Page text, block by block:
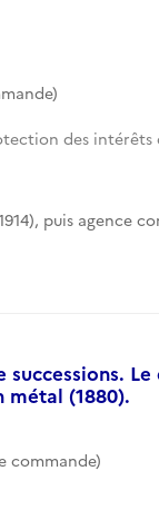
des intérêts
puis agence
métal (1880).
commande)